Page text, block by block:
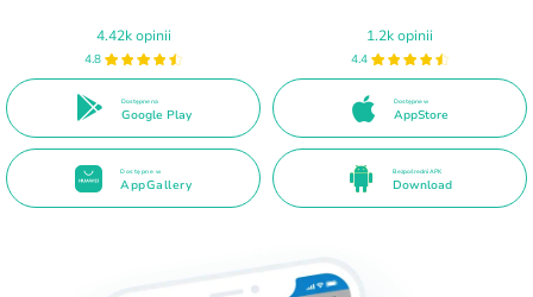
4.42k opinii
4.8
Dostępne na
Google Play
1.2k opinii
4.4
Dostępne w
AppStore
Dostępne w
AppGallery
Bezpośredni APK
Download